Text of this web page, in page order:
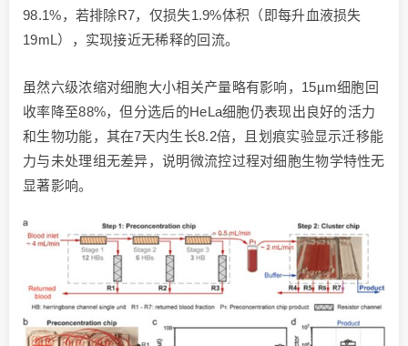
98.1%，若排除R7，仅损失1.9%体积（即每升血液损失
19mL），实现接近无稀释的回流。
虽然六级浓缩对细胞大小相关产量略有影响，15µm细胞回
收率降至88%，但分选后的HeLa细胞仍表现出良好的活力
和生物功能，其在7天内生长8.2倍，且划痕实验显示迁移能
力与未处理组无差异，说明微流控过程对细胞生物学特性无
显著影响。